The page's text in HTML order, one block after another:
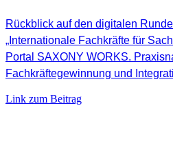
Rückblick auf den digitalen
„Internationale Fachkräfte für
Portal SAXONY WORKS.
Fachkräftegewinnung und
Link zum Beitrag